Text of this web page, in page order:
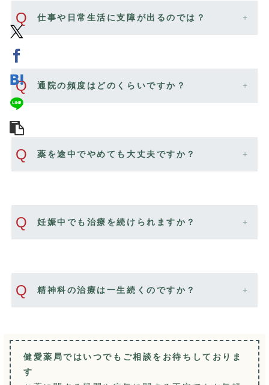
Q 仕事や日常生活に支障が出るのでは？
Q 通院の頻度はどのくらいですか？
Q 薬を途中でやめても大丈夫ですか？
Q 妊娠中でも治療を続けられますか？
Q 精神科の治療は一生続くのですか？
健愛薬局ではいつでもご相談をお待ちしておりま
す